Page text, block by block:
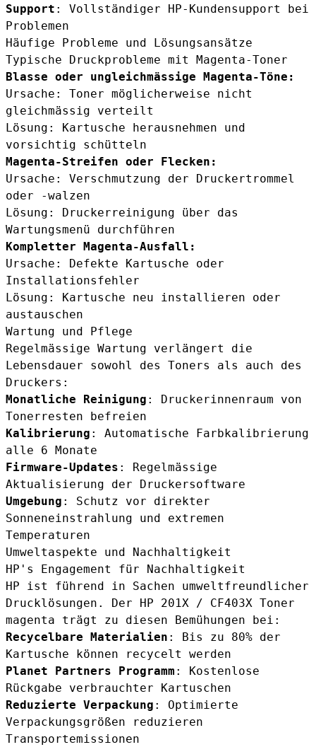
Support : Vollständiger HP-Kundensupport bei
Problemen
Häufige Probleme und Lösungsansätze
Typische Druckprobleme mit Magenta-Toner
Blasse oder ungleichmässige Magenta-Töne:
Ursache: Toner möglicherweise nicht
gleichmässig verteilt
Lösung: Kartusche herausnehmen und
vorsichtig schütteln
Magenta-Streifen oder Flecken:
Ursache: Verschmutzung der Druckertrommel
oder -walzen
Lösung: Druckerreinigung über das
Wartungsmenü durchführen
Kompletter Magenta-Ausfall:
Ursache: Defekte Kartusche oder
Installationsfehler
Lösung: Kartusche neu installieren oder
austauschen
Wartung und Pflege
Regelmässige Wartung verlängert die
Lebensdauer sowohl des Toners als auch des
Druckers:
Monatliche Reinigung : Druckerinnenraum von
Tonerresten befreien
Kalibrierung : Automatische Farbkalibrierung
alle 6 Monate
Firmware-Updates : Regelmässige
Aktualisierung der Druckersoftware
Umgebung : Schutz vor direkter
Sonneneinstrahlung und extremen
Temperaturen
Umweltaspekte und Nachhaltigkeit
HP's Engagement für Nachhaltigkeit
HP ist führend in Sachen umweltfreundlicher
Drucklösungen. Der HP 201X / CF403X Toner
magenta trägt zu diesen Bemühungen bei:
Recycelbare Materialien : Bis zu 80% der
Kartusche können recycelt werden
Planet Partners Programm : Kostenlose
Rückgabe verbrauchter Kartuschen
Reduzierte Verpackung : Optimierte
Verpackungsgrößen reduzieren
Transportemissionen